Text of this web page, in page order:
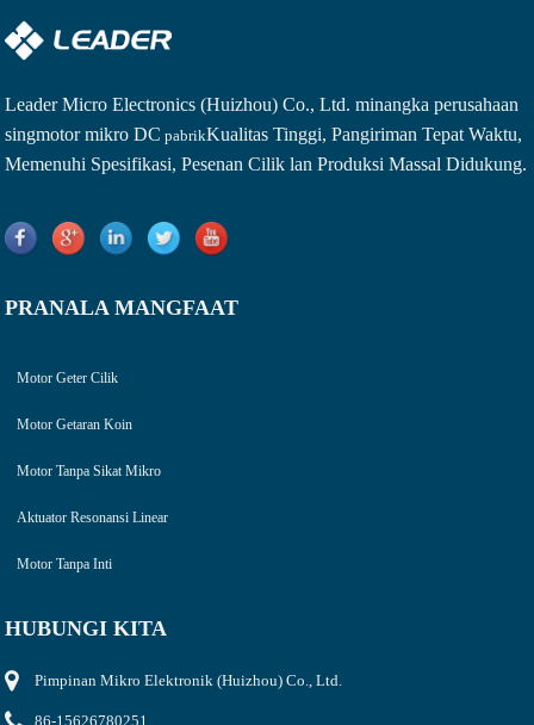
Leader Micro Electronics (Huizhou) Co., Ltd. minangka perusahaan
singmotor mikro DC pabrikKualitas Tinggi, Pangiriman Tepat Waktu,
Memenuhi Spesifikasi, Pesenan Cilik lan Produksi Massal Didukung.
PRANALA MANGFAAT
Motor Geter Cilik
Motor Getaran Koin
Motor Tanpa Sikat Mikro
Aktuator Resonansi Linear
Motor Tanpa Inti
HUBUNGI KITA
Pimpinan Mikro Elektronik (Huizhou) Co., Ltd.
86-15626780251